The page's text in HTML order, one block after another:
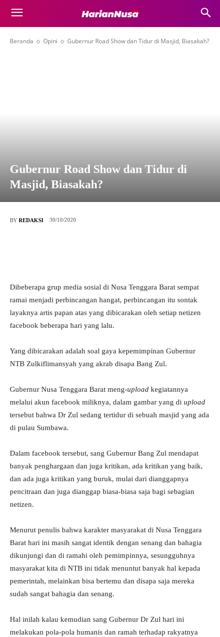
Beranda Opini Gubernur Road Show dan Tidur di Masjid, Biasakah?
Gubernur Road Show dan Tidur di
Masjid, Biasakah?
BY REDAKSI 30/10/2020
Dibeberapa grup media sosial di Nusa Tenggara Barat sempat
ramai menjadi perbincangan hangat, perbincangan itu sontak
layaknya artis papan atas yang dibicarakan oleh setiap netizen
facebook beberapa hari yang lalu.
Yang dibicarakan adalah soal gaya kepemimpinan Gubernur
NTB Zulkiflimansyah yang akrab disapa Bang Zul.
Gubernur Nusa Tenggara Barat meng-upload kegiatannya
melalui akun facebook miliknya, dalam gambar yang di upload
tersebut bahwa Dr Zul sedang tertidur di sebuah masjid yang ada
di pulau Sumbawa.
Dalam facebook tersebut, sang Gubernur Bang Zul mendapat
banyak penghargaan dan juga kritikan, ada kritikan yang baik,
dan ada juga kritikan yang buruk, mulai dari dianggapnya
pencitraan dan juga dianggap biasa-biasa saja bagi sebagian
netizen.
Menurut penulis bahwa karakter masyarakat di Nusa Tenggara
Barat hari ini masih sangat identik dengan senang dan bahagia
dikunjungi dan di ramahi oleh pemimpinnya, sesungguhnya
masyarakat kita di NTB ini tidak menuntut banyak hal kepada
pemerintah, melainkan bisa bertemu dan disapa saja mereka
sudah sangat bahagia dan senang.
Hal inilah kalau kemudian sang Gubernur Dr Zul hari ini
melakukan pola-pola humanis dan ramah terhadap rakyatnya